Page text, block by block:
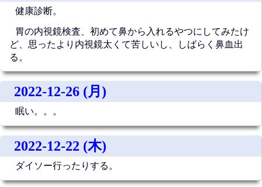
健康診断。
胃の内視鏡検査、初めて鼻から入れるやつにしてみたけ
ど、思ったより内視鏡太くて苦しいし、しばらく鼻血出
る。
2022-12-26 (月)
眠い。。。
2022-12-22 (木)
ダイソー行ったりする。